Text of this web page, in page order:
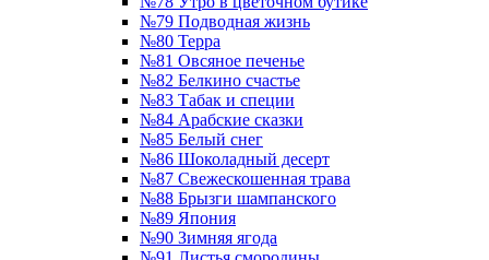
№79 Подводная жизнь
№80 Терра
№81 Овсяное печенье
№82 Белкино счастье
№83 Табак и специи
№84 Арабские сказки
№85 Белый снег
№86 Шоколадный десерт
№87 Свежескошенная трава
№88 Брызги шампанского
№89 Япония
№90 Зимняя ягода